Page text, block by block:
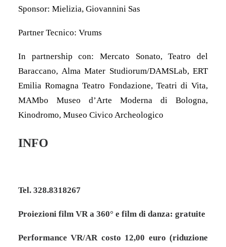
Sponsor: Mielizia, Giovannini Sas
Partner Tecnico: Vrums
In partnership con: Mercato Sonato, Teatro del
Baraccano, Alma Mater Studiorum/DAMSLab, ERT
Emilia Romagna Teatro Fondazione, Teatri di Vita,
MAMbo Museo d’Arte Moderna di Bologna,
Kinodromo, Museo Civico Archeologico
INFO
Tel. 328.8318267
Proiezioni film VR a 360° e film di danza: gratuite
Performance VR/AR costo 12,00 euro (riduzione